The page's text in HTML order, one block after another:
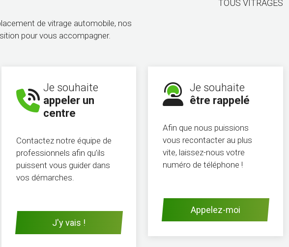
de vitrage automobile, nos
pour vous accompagner.
Je souhaite
appeler un
centre
Contactez notre équipe de
professionnels afin qu’ils
puissent vous guider dans
vos démarches.
J'y vais !
Je souhaite
être rappelé
Afin que nous puissions
vous recontacter au plus
vite, laissez-nous votre
numéro de téléphone !
Appelez-moi